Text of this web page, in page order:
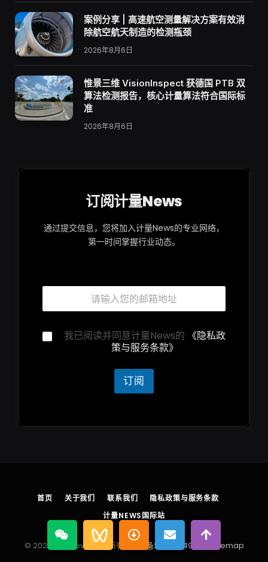
案例分享 | 高速航空测量解决方案有效消
除航空航天制造的检测瓶颈
2026年8月6日
惟景三维 VisionInspect 获德国 PTB 双
算法检测报告，核心计量算法符合国际标
准
2026年8月6日
订阅计量News
通过提交信息，您将加入计量News的专业网络，
第一时间掌握行业动态。
邮
*
私
声
邮
箱
*
隐
我已阅读并同意计量News的 《隐私政
策与服务条款》
订阅
首页 关于我们 联系我们
隐私政策与服务条款
计量NEWS国际站
© 2026 计量News 版权所有 浙ICP备2025204930号 sitemap